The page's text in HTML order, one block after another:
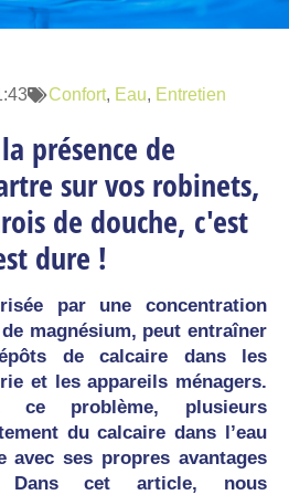
Confort, Eau, Entretien
présence de
sur vos robinets,
de douche, c'est
dure !
par une concentration
magnésium, peut entraîner
de calcaire dans les
et les appareils ménagers.
ce problème, plusieurs
du calcaire dans l’eau
avec ses propres avantages
Dans cet article, nous